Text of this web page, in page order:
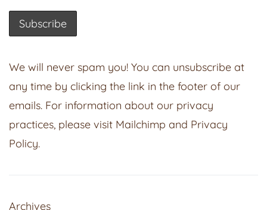
We will never spam you! You can unsubscribe at
any time by clicking the link in the footer of our
emails. For information about our privacy
practices, please visit Mailchimp and Privacy
Policy.
Archives